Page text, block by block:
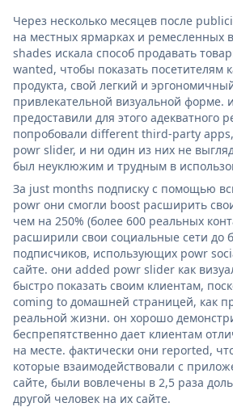
Через несколько месяцев после
на местных ярмарках и ремесленных
shades искала способ продавать
wanted, чтобы показать посетителям
продукта, свой легкий и
привлекательной визуальной форме.
предоставили для этого адекватного
попробовали different third-party
powr slider, и ни один из них не
был неуклюжим и трудным в
За just months подписку с помощью
powr они смогли boost расширить
чем на 250% (более 600 реальных
расширили свои социальные сети до
подписчиков, использующих powr
сайте. они added powr slider как
быстро показать своим клиентам,
coming to домашней страницей, как
реальной жизни. он хорошо
беспрепятственно дает клиентам
на месте. фактически они reported,
которые взаимодействовали с
сайте, были вовлечены в 2,5 раза
другой человек на их сайте.